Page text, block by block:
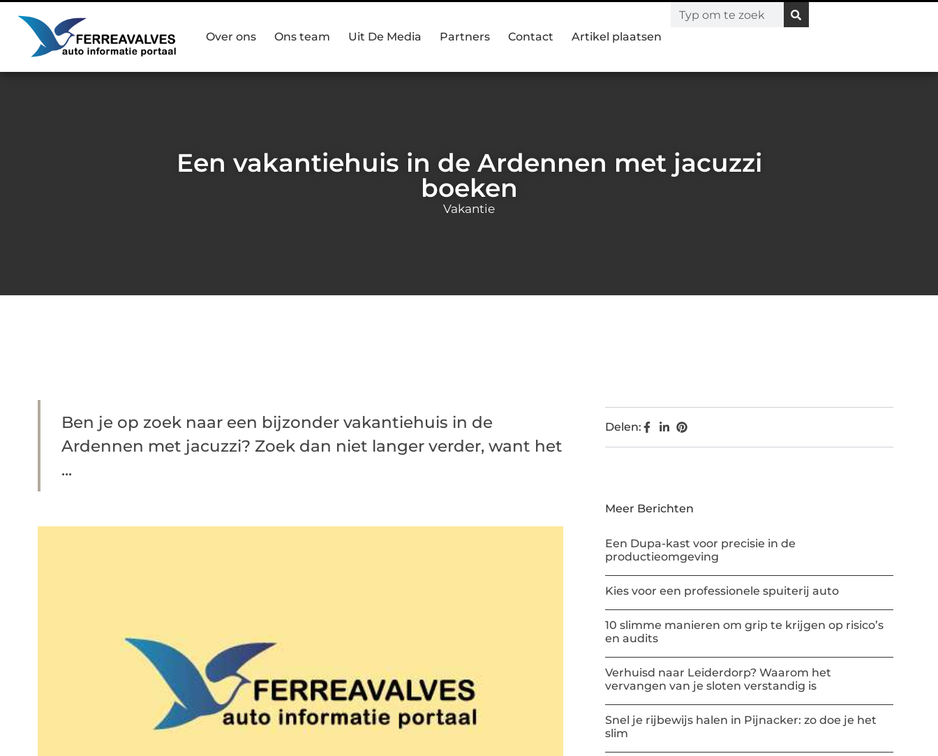
Over ons Ons team Uit De Media Partners Contact Artikel plaatsen
Een vakantiehuis in de Ardennen met jacuzzi
boeken
Vakantie
Ben je op zoek naar een bijzonder vakantiehuis in de
Ardennen met jacuzzi? Zoek dan niet langer verder, want het
...
Delen:
Meer Berichten
Een Dupa-kast voor precisie in de
productieomgeving
Kies voor een professionele spuiterij auto
10 slimme manieren om grip te krijgen op risico’s
en audits
Verhuisd naar Leiderdorp? Waarom het
vervangen van je sloten verstandig is
Snel je rijbewijs halen in Pijnacker: zo doe je het
slim